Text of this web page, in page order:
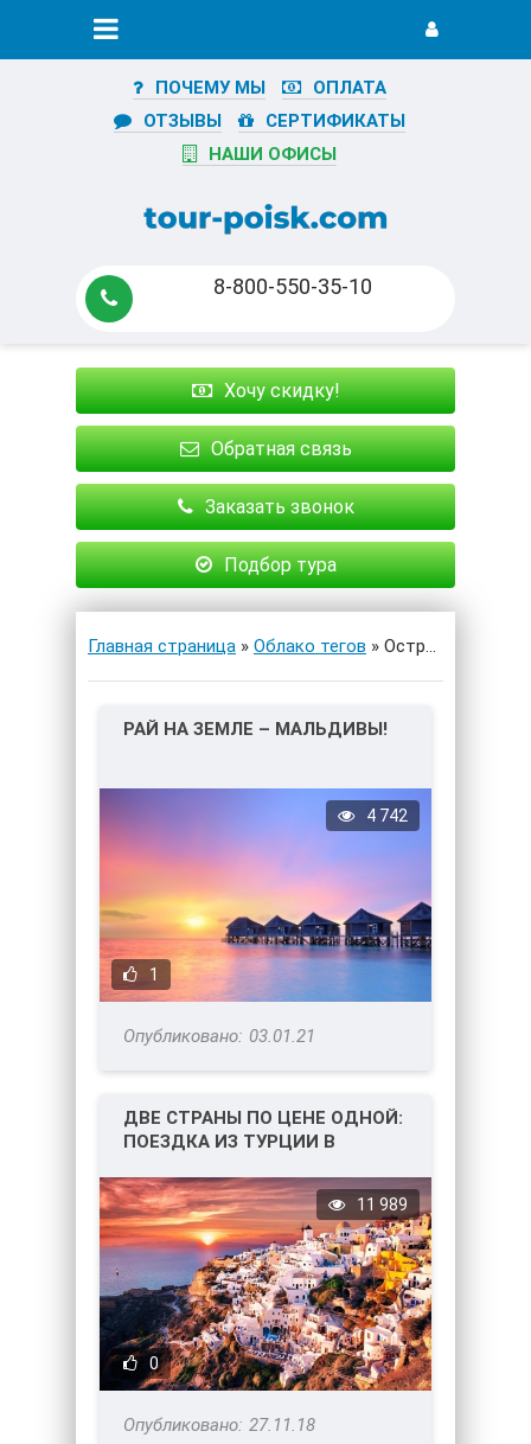
ПОЧЕМУ МЫ
ОПЛАТА
ОТЗЫВЫ
СЕРТИФИКАТЫ
НАШИ ОФИСЫ
8-800-550-35-10
Хочу скидку!
Обратная связь
Заказать звонок
Подбор тура
Главная страница » Облако тегов » Острова
РАЙ НА ЗЕМЛЕ – МАЛЬДИВЫ!
1
4 742
03.01.21
ДВЕ СТРАНЫ ПО ЦЕНЕ ОДНОЙ:
ПОЕЗДКА ИЗ ТУРЦИИ В
0
11 989
27.11.18